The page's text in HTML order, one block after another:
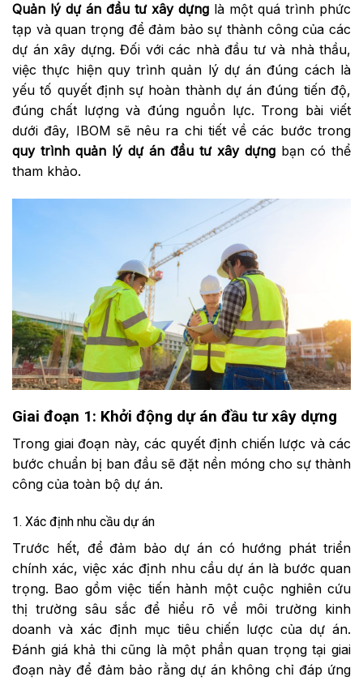
Quản lý dự án đầu tư xây dựng là một quá trình phức
tạp và quan trọng để đảm bảo sự thành công của các
dự án xây dựng. Đối với các nhà đầu tư và nhà thầu,
việc thực hiện quy trình quản lý dự án đúng cách là
yếu tố quyết định sự hoàn thành dự án đúng tiến độ,
đúng chất lượng và đúng nguồn lực. Trong bài viết
dưới đây, IBOM sẽ nêu ra chi tiết về các bước trong
quy trình quản lý dự án đầu tư xây dựng bạn có thể
tham khảo.
Giai đoạn 1: Khởi động dự án đầu tư xây dựng
Trong giai đoạn này, các quyết định chiến lược và các
bước chuẩn bị ban đầu sẽ đặt nền móng cho sự thành
công của toàn bộ dự án.
1. Xác định nhu cầu dự án
Trước hết, để đảm bảo dự án có hướng phát triển
chính xác, việc xác định nhu cầu dự án là bước quan
trọng. Bao gồm việc tiến hành một cuộc nghiên cứu
thị trường sâu sắc để hiểu rõ về môi trường kinh
doanh và xác định mục tiêu chiến lược của dự án.
Đánh giá khả thi cũng là một phần quan trọng tại giai
đoạn này để đảm bảo rằng dự án không chỉ đáp ứng